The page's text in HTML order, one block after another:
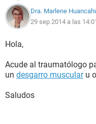
Dra. Marlene
29 sep 2014 a las
Hola,
Acude al traumatólogo
un desgarro muscularu
Saludos